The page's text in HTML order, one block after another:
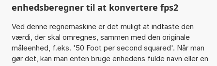
enhedsberegner til at konvertere fps2
Ved denne regnemaskine er det muligt at indtaste den
værdi, der skal omregnes, sammen med den originale
måleenhed, f.eks. '50 Foot per second squared'. Når man
gør det, kan man enten bruge enhedens fulde navn eller en